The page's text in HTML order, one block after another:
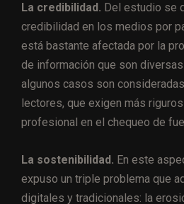
La credibilidad. Del estudio se
credibilidad en los medios por
está bastante afectada por la
de información que son
algunos casos son
lectores, que exigen más
profesional en el chequeo de
La sostenibilidad. En este
expuso un triple problema que
digitales y tradicionales: la